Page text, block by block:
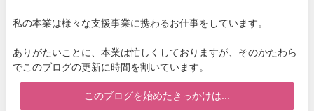
私の本業は様々な支援事業に携わるお仕事をしています。
ありがたいことに、本業は忙しくしておりますが、そのかたわら
でこのブログの更新に時間を割いています。
このブログを始めたきっかけは...